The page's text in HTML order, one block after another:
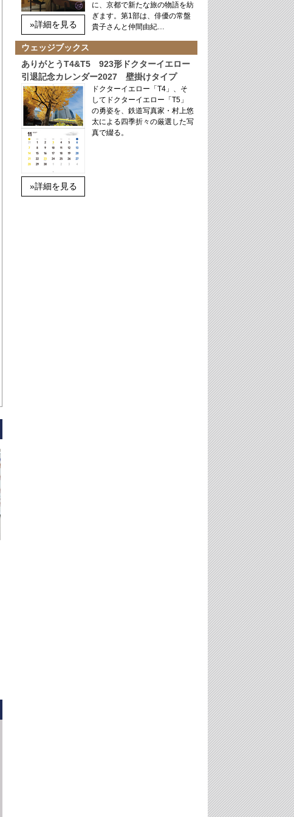
»詳細を見る
に、京都で新たな旅の物語を紡
ぎます。第1部は、俳優の常盤
貴子さんと仲間由紀…
ウェッジブックス
ありがとうT4&T5 923形ドクターイエロー
引退記念カレンダー2027 壁掛けタイプ
»詳細を見る
ドクターイエロー「T4」、そ
してドクターイエロー「T5」
の勇姿を、鉄道写真家・村上悠
太による四季折々の厳選した写
真で綴る。